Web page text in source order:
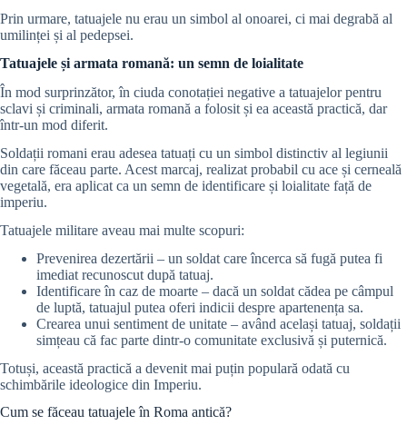
Prin urmare, tatuajele nu erau un simbol al onoarei, ci mai degrabă al
umilinței și al pedepsei.
Tatuajele și armata romană: un semn de loialitate
În mod surprinzător, în ciuda conotației negative a tatuajelor pentru
sclavi și criminali, armata romană a folosit și ea această practică, dar
într-un mod diferit.
Soldații romani erau adesea tatuați cu un simbol distinctiv al legiunii
din care făceau parte. Acest marcaj, realizat probabil cu ace și cerneală
vegetală, era aplicat ca un semn de identificare și loialitate față de
imperiu.
Tatuajele militare aveau mai multe scopuri:
Prevenirea dezertării – un soldat care încerca să fugă putea fi
imediat recunoscut după tatuaj.
Identificare în caz de moarte – dacă un soldat cădea pe câmpul
de luptă, tatuajul putea oferi indicii despre apartenența sa.
Crearea unui sentiment de unitate – având același tatuaj, soldații
simțeau că fac parte dintr-o comunitate exclusivă și puternică.
Totuși, această practică a devenit mai puțin populară odată cu
schimbările ideologice din Imperiu.
Cum se făceau tatuajele în Roma antică?